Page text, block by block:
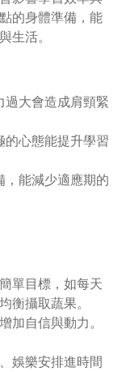
的身體準備，能
生活。
過大會造成肩頸緊
的心態能提升學習
，能減少適應期的
單目標，如每天
衡攝取蔬果。
加自信與動力。
娛樂安排進時間